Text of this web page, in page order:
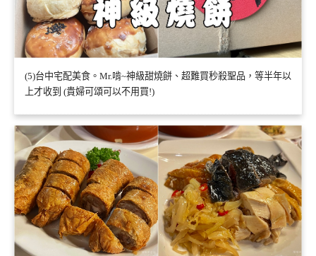
(5)台中宅配美食。Mr.啃~神級甜燒餅、超難買秒殺聖品，等半年以
上才收到 (貴婦可頌可以不用買!)